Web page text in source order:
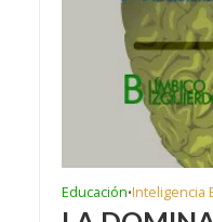
Educación•Inteligencia